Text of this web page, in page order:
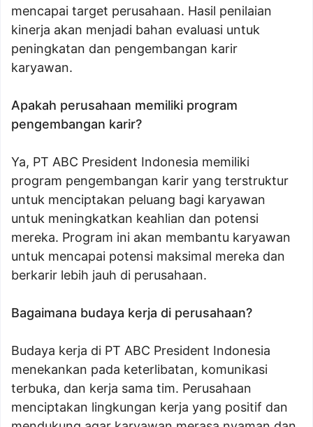
mencapai target perusahaan. Hasil penilaian
kinerja akan menjadi bahan evaluasi untuk
peningkatan dan pengembangan karir
karyawan.
Apakah perusahaan memiliki program
pengembangan karir?
Ya, PT ABC President Indonesia memiliki
program pengembangan karir yang terstruktur
untuk menciptakan peluang bagi karyawan
untuk meningkatkan keahlian dan potensi
mereka. Program ini akan membantu karyawan
untuk mencapai potensi maksimal mereka dan
berkarir lebih jauh di perusahaan.
Bagaimana budaya kerja di perusahaan?
Budaya kerja di PT ABC President Indonesia
menekankan pada keterlibatan, komunikasi
terbuka, dan kerja sama tim. Perusahaan
menciptakan lingkungan kerja yang positif dan